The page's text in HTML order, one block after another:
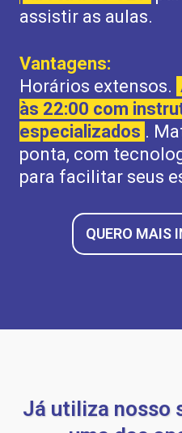
assistir as aulas.
Vantagens:
Horários extensos.
às 22:00 com
especializados .
ponta, com
para facilitar seus
QUERO MAIS
Já utiliza nosso